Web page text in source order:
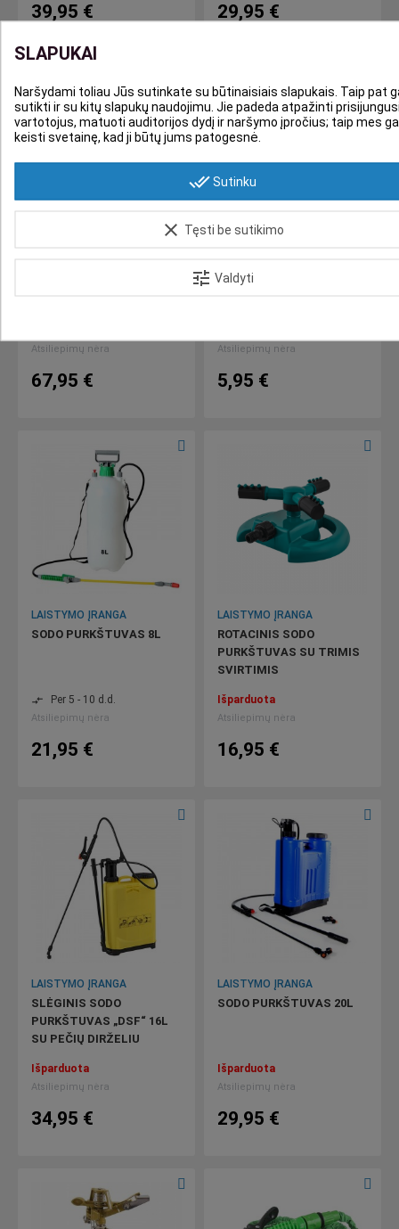
39,95 € 29,95 €
Atsiliepimų nėra
67,95 €
ŽARNA 10M, 20M, 100 M
Atsiliepimų nėra
5,95 €
LAISTYMO ĮRANGA
SODO PURKŠTUVAS 8L
compare_arrows Per 5 - 10 d.d.
Atsiliepimų nėra
21,95 €
LAISTYMO ĮRANGA
ROTACINIS SODO
PURKŠTUVAS SU TRIMIS
SVIRTIMIS
Išparduota
Atsiliepimų nėra
16,95 €
LAISTYMO ĮRANGA
SLĖGINIS SODO
PURKŠTUVAS „DSF“ 16L
SU PEČIŲ DIRŽELIU
Išparduota
Atsiliepimų nėra
34,95 €
LAISTYMO ĮRANGA
SODO PURKŠTUVAS 20L
Išparduota
Atsiliepimų nėra
29,95 €
SLAPUKAI
Naršydami toliau Jūs sutinkate su būtinaisiais slapukais. Taip pat
sutikti ir su kitų slapukų naudojimu. Jie padeda atpažinti
vartotojus, matuoti auditorijos dydį ir naršymo įpročius; taip mes
keisti svetainę, kad ji būtų jums patogesnė.
done_all Sutinku
clear Tęsti be sutikimo
tune Valdyti